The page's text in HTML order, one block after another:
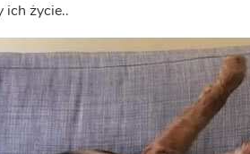
ich życie..